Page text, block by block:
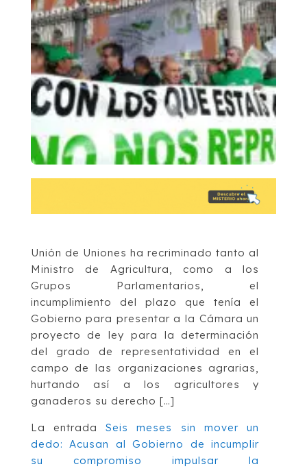
Unión de Uniones ha recriminado tanto al
Ministro de Agricultura, como a los
Grupos Parlamentarios, el
incumplimiento del plazo que tenía el
Gobierno para presentar a la Cámara un
proyecto de ley para la determinación
del grado de representatividad en el
campo de las organizaciones agrarias,
hurtando así a los agricultores y
ganaderos su derecho […]
La entradaSeis meses sin mover un
dedo: Acusan al Gobierno de incumplir
su compromiso impulsar la